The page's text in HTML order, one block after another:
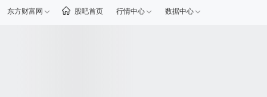
东方财富网 股吧首页 行情中心 数据中心